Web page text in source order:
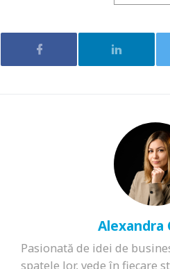
Alexandra
Pasionată de idei de
spatele lor, vede în fiecare